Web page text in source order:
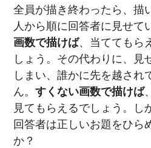
全員が描き終わったら、描
人から順に回答者に見せて
画数で描けば、当ててもら
しょう。その代わりに、見
しまい、誰かに先を越され
ん。すくない画数で描けば
見てもらえるでしょう。し
回答者は正しいお題をひら
か？